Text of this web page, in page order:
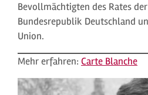
Bevollmächtigten des Rates
Bundesrepublik Deutschland
Union.
Mehr erfahren: Carte Blanche